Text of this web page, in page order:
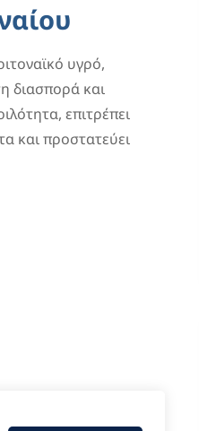
υγρό,
διασπορά και
επιτρέπει
και προστατεύει